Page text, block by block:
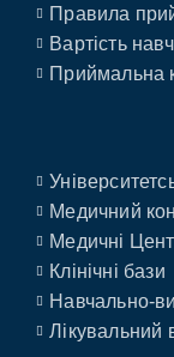
Правила
Вартість
Приймальна
Медичний
Медичні
Клінічні бази
Навчально-
Лікувальний